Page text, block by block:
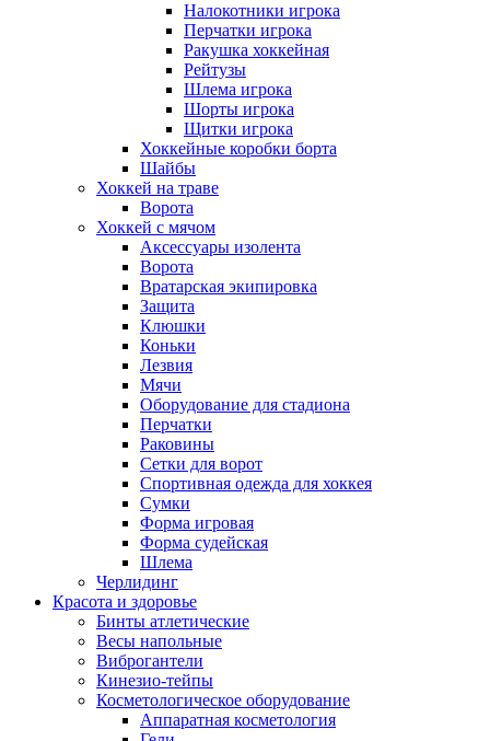
Налокотники игрока
Перчатки игрока
Ракушка хоккейная
Рейтузы
Шлема игрока
Шорты игрока
Щитки игрока
Хоккейные коробки борта
Шайбы
Хоккей на траве
Ворота
Хоккей с мячом
Аксессуары изолента
Ворота
Вратарская экипировка
Защита
Клюшки
Коньки
Лезвия
Мячи
Оборудование для стадиона
Перчатки
Раковины
Сетки для ворот
Спортивная одежда для хоккея
Сумки
Форма игровая
Форма судейская
Шлема
Черлидинг
Красота и здоровье
Бинты атлетические
Весы напольные
Виброгантели
Кинезио-тейпы
Косметологическое оборудование
Аппаратная косметология